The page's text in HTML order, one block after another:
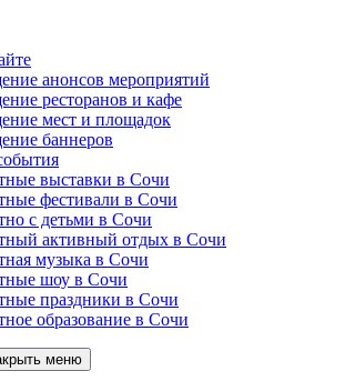
анонсов мероприятий
ресторанов и кафе
мест и площадок
баннеров
выставки в Сочи
фестивали в Сочи
с детьми в Сочи
активный отдых в Сочи
музыка в Сочи
шоу в Сочи
праздники в Сочи
образование в Сочи
меню